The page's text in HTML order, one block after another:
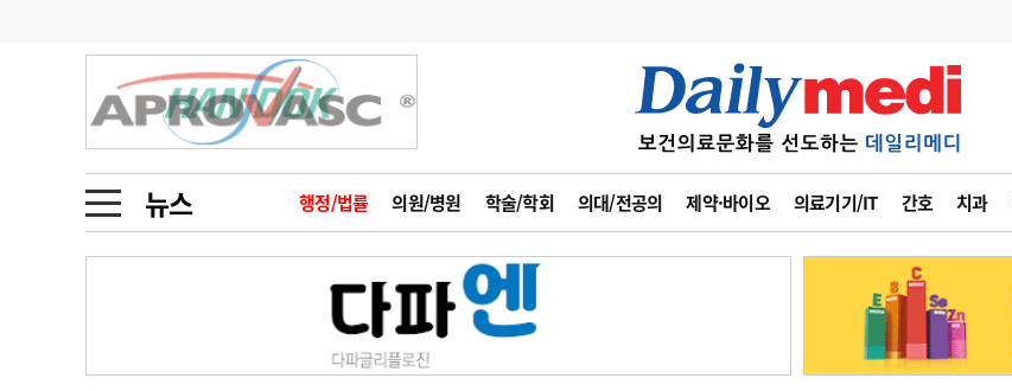
뉴스 행정/법률 의원/병원 학술/학회 의대/전공의 제약·바이오 의료기기/IT 간호 치과
금주의 검색어
1
의사인력 수급 추계
2
성분명 처방
3
AI의료
4
전공의 모집 결과
6
관리급여 실시
지필공 지원책
수련환경 개선
의과대학 입시
메디인포 인사 사고
오피니언 칼럼 수첩
인물 초대석 피플
동영상뉴스
포토뉴스
메디 Hospital 지역병원 중소병원
2026년 하반기 인턴 모집
~2026-08-31
마취통증의학과 임기제 임상의사 채용
채용시까지